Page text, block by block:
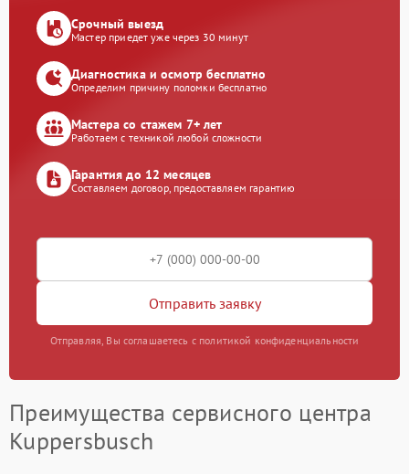
Срочный выезд
Мастер приедет уже через 30 минут
Диагностика и осмотр бесплатно
Определим причину поломки бесплатно
Мастера со стажем 7+ лет
Работаем с техникой любой сложности
Гарантия до 12 месяцев
Составляем договор, предоставляем гарантию
Отправить заявку
Отправляя, Вы соглашаетесь с политикой конфиденциальности
Преимущества сервисного центра
Kuppersbusch